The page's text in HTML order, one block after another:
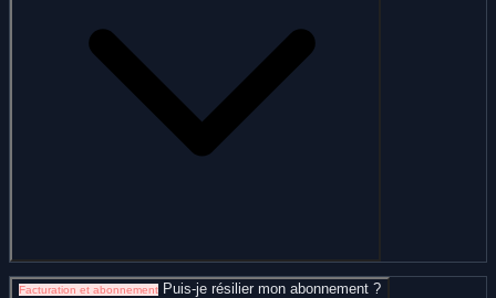
Facturation et abonnement Puis-je résilier mon abonnement ?